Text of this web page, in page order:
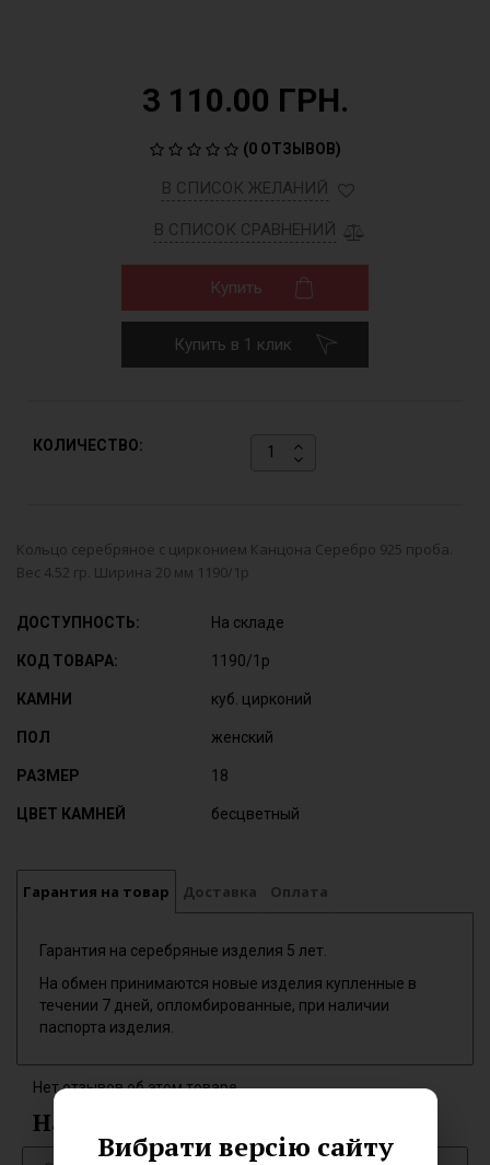
Вибрати версію сайту
3 110.00 ГРН.
(0 ОТЗЫВОВ)
В СПИСОК ЖЕЛАНИЙ
В СПИСОК СРАВНЕНИЙ
Купить
Купить в 1 клик
КОЛИЧЕСТВО:
Кольцо серебряное с цирконием Канцона Серебро 925 проба.
Вес 4.52 гр. Ширина 20 мм 1190/1р
ДОСТУПНОСТЬ: На складе
КОД ТОВАРА: 1190/1р
КАМНИ куб. цирконий
ПОЛ женский
РАЗМЕР 18
ЦВЕТ КАМНЕЙ бесцветный
Гарантия на товар Доставка Оплата
Гарантия на серебряные изделия 5 лет.
На обмен принимаются новые изделия купленные в
течении 7 дней, опломбированные, при наличии
паспорта изделия.
Нет отзывов об этом товаре.
Написать отзыв